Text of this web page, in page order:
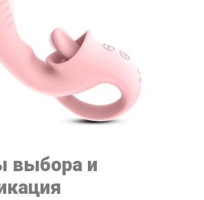
выбора и